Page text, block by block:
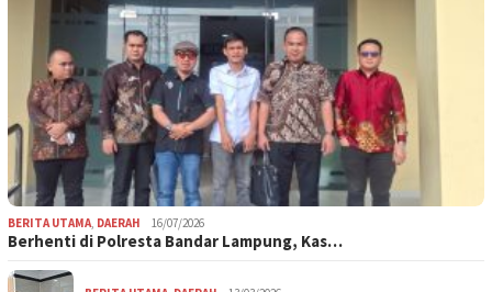
BERITA UTAMA, DAERAH 16/07/2026
Berhenti di Polresta Bandar Lampung, Kas…